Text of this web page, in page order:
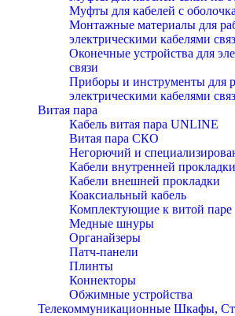
Муфты для кабелей с
Монтажные материалы для
электрическими кабелями
Оконечные устройства для
связи
Приборы и инструменты для
электрическими кабелями
Витая пара
Кабель витая пара UNLINE
Витая пара СКО
Негорючий и
Кабели внутренней прокладки
Кабели внешней прокладки
Коаксиальный кабель
Комплектующие к витой паре
Медные шнуры
Органайзеры
Патч-панели
Плинты
Коннекторы
Обжимные устройства
Телекоммуникационные Шкафы,